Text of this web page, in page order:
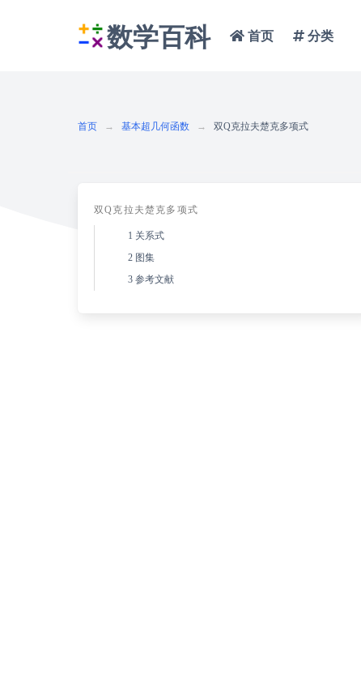
数学百科 首页 分类
首页 基本超几何函数 双Q克拉夫楚克多项式
双Q克拉夫楚克多项式
1 关系式
2 图集
3 参考文献